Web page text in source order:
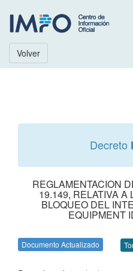
Volver
Decreto
REGLAMENTACION
19.149, RELATIVA
BLOQUEO DEL
EQUIPMENT
Documento Actualizado